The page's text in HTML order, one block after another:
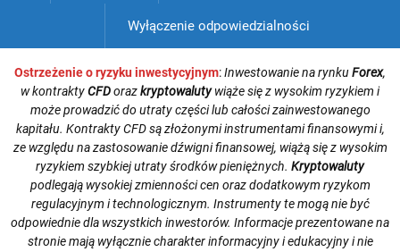
Wyłączenie odpowiedzialności
Ostrzeżenie o ryzyku inwestycyjnym:Inwestowanie na rynkuForex,
w kontraktyCFDorazkryptowalutywiąże się z wysokim ryzykiem i
może prowadzić do utraty części lub całości zainwestowanego
kapitału. Kontrakty CFD są złożonymi instrumentami finansowymi i,
ze względu na zastosowanie dźwigni finansowej, wiążą się z wysokim
ryzykiem szybkiej utraty środków pieniężnych. Kryptowaluty
podlegają wysokiej zmienności cen oraz dodatkowym ryzykom
regulacyjnym i technologicznym. Instrumenty te mogą nie być
odpowiednie dla wszystkich inwestorów. Informacje prezentowane na
stronie mają wyłącznie charakter informacyjny i edukacyjny i nie